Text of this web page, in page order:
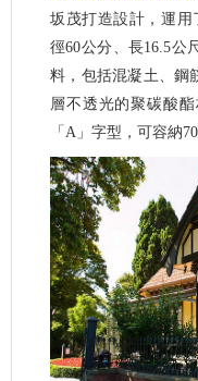
坂茂打造設計，運用
徑60公分、長16.5公
料，包括混凝土、鋼
層不透光的聚碳酸
「A」字型，可容納